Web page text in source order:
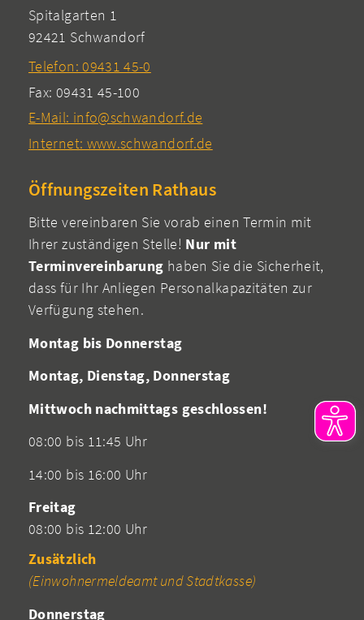
Spitalgarten 1
92421 Schwandorf
Telefon: 09431 45-0
Fax: 09431 45-100
E-Mail: info@schwandorf.de
Internet: www.schwandorf.de
Öffnungszeiten Rathaus
Bitte vereinbaren Sie vorab einen Termin mit
Ihrer zuständigen Stelle! Nur mit
Terminvereinbarung haben Sie die Sicherheit,
dass für Ihr Anliegen Personalkapazitäten zur
Verfügung stehen.
Montag bis Donnerstag
Montag, Dienstag, Donnerstag
Mittwoch nachmittags geschlossen!
08:00 bis 11:45 Uhr
14:00 bis 16:00 Uhr
Freitag
08:00 bis 12:00 Uhr
Zusätzlich
(Einwohnermeldeamt und Stadtkasse)
Donnerstag